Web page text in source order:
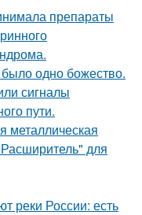
препараты
одно божество.
сигналы
пути.
металлическая
для
реки России: есть